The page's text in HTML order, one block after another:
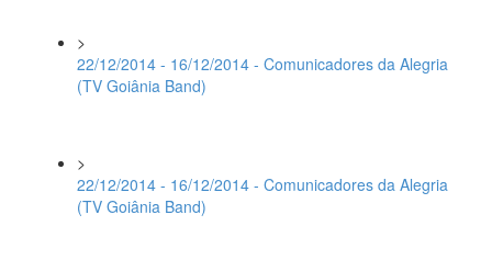
>
22/12/2014 - 16/12/2014 - Comunicadores da Alegria
(TV Goiânia Band)
>
22/12/2014 - 16/12/2014 - Comunicadores da Alegria
(TV Goiânia Band)